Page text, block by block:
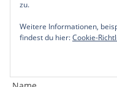
NEWSLETTER
zu.
Weitere Informationen,
findest du hier:Cookie-